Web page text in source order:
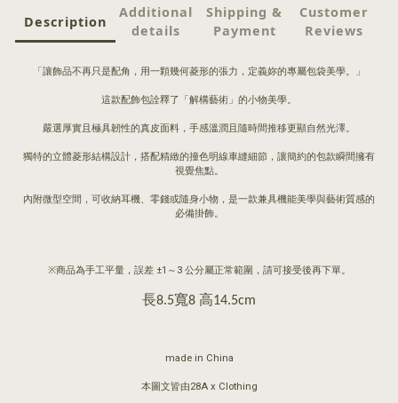
Description
Additional
details
Shipping &
Payment
Customer
Reviews
「讓飾品不再只是配角，用一顆幾何菱形的張力，定義妳的專屬包袋美學。」
這款配飾包詮釋了「解構藝術」的小物美學。
嚴選厚實且極具韌性的真皮面料，手感溫潤且隨時間推移更顯自然光澤。
獨特的立體菱形結構設計，搭配精緻的撞色明線車縫細節，讓簡約的包款瞬間擁有
視覺焦點。
內附微型空間，可收納耳機、零錢或隨身小物，是一款兼具機能美學與藝術質感的
必備掛飾。
※商品為手工平量，誤差 ±1～3 公分屬正常範圍，請可接受後再下單。
長8.5寬8 高14.5cm
made in China
本圖文皆由28A x Clothing